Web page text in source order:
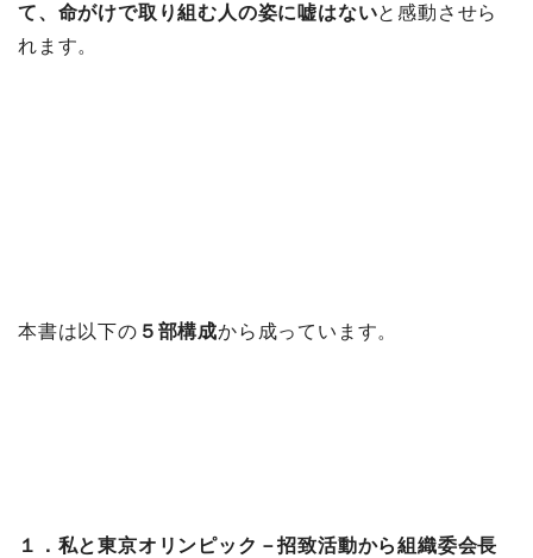
て、命がけで取り組む人の姿に嘘はないと感動させら
れます。
本書は以下の ５部構成から成っています。
１．私と東京オリンピック－招致活動から組織委会長